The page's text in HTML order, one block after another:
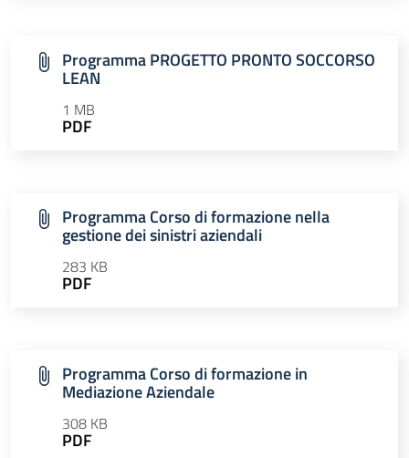
Programma PROGETTO PRONTO SOCCORSO
LEAN
1 MB
PDF
Programma Corso di formazione nella
gestione dei sinistri aziendali
283 KB
PDF
Programma Corso di formazione in
Mediazione Aziendale
308 KB
PDF